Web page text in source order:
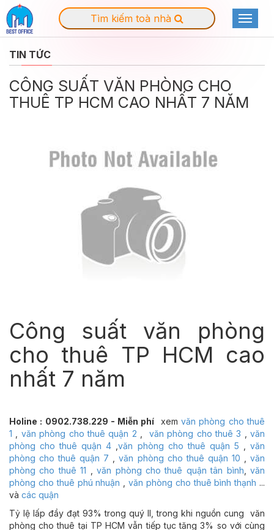
Tìm kiếm toà nhà
Toggle
TIN TỨC
CÔNG SUẤT VĂN PHÒNG CHO
THUÊ TP HCM CAO NHẤT 7 NĂM
Công suất văn phòng
cho thuê TP HCM cao
nhất 7 năm
Holine : 0902.738.229 - Miễn phí xemvăn phòng cho thuê
1
văn phòng cho thuê quận 2 văn phòng cho thuê 3
văn
phòng cho thuê quận 4
,văn phòng cho thuê quận 5 ,văn
phòng cho thuê quận 7 ,văn phòng cho thuê quận 10 ,văn
phòng cho thuê 11 ,văn phòng cho thuê quận tân bình ,văn
phòng cho thuê phú nhuận ,văn phòng cho thuê bình thạnh ...
và các quận
Tỷ lệ lấp đầy đạt 93% trong quý II, trong khi nguồn cung văn
phòng cho thuê tại TP HCM vẫn tiếp tục tăng 3% so với cùng